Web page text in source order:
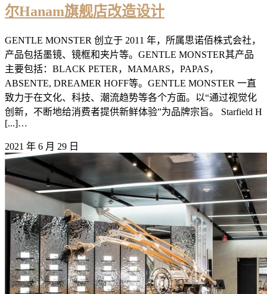
尔Hanam旗舰店改造设计
GENTLE MONSTER 创立于 2011 年，所属思诺佰株式会社，
产品包括墨镜、镜框和夹片等。GENTLE MONSTER其产品
主要包括：BLACK PETER，MAMARS，PAPAS，
ABSENTE, DREAMER HOFF等。GENTLE MONSTER 一直
致力于在文化、科技、潮流趋势等各个方面。以“通过视觉化
创新，不断地给消费者提供新鲜体验”为品牌宗旨。 Starfield H
[...]…
2021 年 6 月 29 日